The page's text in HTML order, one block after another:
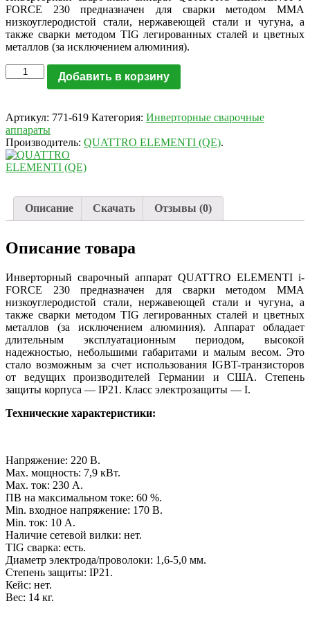
FORCE 230 предназначен для сварки методом MMA
низкоуглеродистой стали, нержавеющей стали и чугуна, а
также сварки методом TIG легированных сталей и цветных
металлов (за исключением алюминия).
Добавить в корзину
Артикул: 771-619 Категория: Инверторные сварочные
аппараты
Производитель: QUATTRO ELEMENTI (QE).
Описание Скачать Отзывы (0)
Описание товара
Инверторный сварочный аппарат QUATTRO ELEMENTI i-
FORCE 230 предназначен для сварки методом MMA
низкоуглеродистой стали, нержавеющей стали и чугуна, а
также сварки методом TIG легированных сталей и цветных
металлов (за исключением алюминия). Аппарат обладает
длительным эксплуатационным периодом, высокой
надежностью, небольшими габаритами и малым весом. Это
стало возможным за счет использования IGBT-транзисторов
от ведущих производителей Германии и США. Степень
защиты корпуса — IP21. Класс электрозащиты — I.
Технические характеристики:
Напряжение: 220 В.
Мах. мощность: 7,9 кВт.
Мах. ток: 230 А.
ПВ на максимальном токе: 60 %.
Min. входное напряжение: 170 В.
Min. ток: 10 А.
Наличие сетевой вилки: нет.
TIG сварка: есть.
Диаметр электрода/проволоки: 1,6-5,0 мм.
Степень защиты: IP21.
Кейс: нет.
Вес: 14 кг.